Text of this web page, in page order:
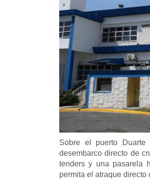
Sobre el puerto Duarte
desembarco directo de
tenders y una pasarela
permita el atraque directo